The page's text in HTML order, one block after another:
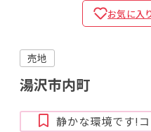
お気に入
売地
湯沢市内町
静かな環境です!